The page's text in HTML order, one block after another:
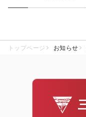
トップページ お知らせ